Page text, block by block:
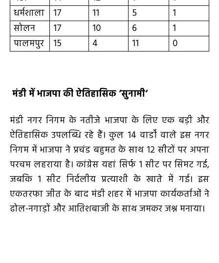
धर्मशाला
17 11 5
1
सोलन
17 10 6
1
पालमपुर
15 4 11 0
मंडी में भाजपा की ऐतिहासिक‘सुनामी‘
मंडी नगर निगम के नतीजे भाजपा के लिए एक बड़ी और
ऐतिहासिक उपलब्धि रहे हैं। कुल 14 वार्डों वाले इस नगर
निगम में भाजपा ने प्रचंड बहुमत के साथ 12 सीटों पर अपना
परचम लहराया है। कांग्रेस यहां सिर्फ 1 सीट पर सिमट गई,
जबकि 1 सीट निर्दलीय प्रत्याशी के खाते में गई। इस
एकतरफा जीत के बाद मंडी शहर में भाजपा कार्यकर्ताओं ने
ढोल-नगाड़ों और आतिशबाजी के साथ जमकर जश्न मनाया।